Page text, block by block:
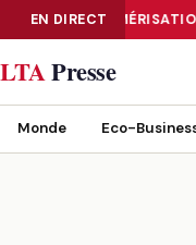
EN DIRECT
NUMÉRISATION : LE DATA
LTAPresse
Monde Eco-